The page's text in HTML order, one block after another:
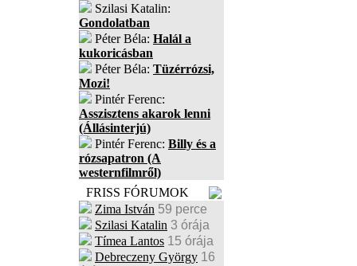
Szilasi Katalin:
Gondolatban
Péter Béla: Halál a
kukoricásban
Péter Béla: Tüzérrózsi,
Mozi!
Pintér Ferenc:
Asszisztens akarok lenni
(Állásinterjú)
Pintér Ferenc: Billy és a
rózsapatron (A
westernfilmről)
FRISS FÓRUMOK
Zima István 59 perce
Szilasi Katalin 3 órája
Tímea Lantos 15 órája
Debreczeny György 16